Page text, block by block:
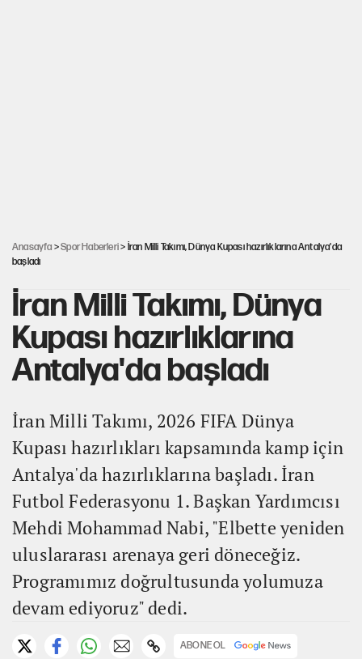
Anasayfa >Spor Haberleri> İran Milli Takımı, Dünya Kupası hazırlıklarına Antalya'da
başladı
İran Milli Takımı, Dünya
Kupası hazırlıklarına
Antalya'da başladı
İran Milli Takımı, 2026 FIFA Dünya
Kupası hazırlıkları kapsamında kamp için
Antalya'da hazırlıklarına başladı. İran
Futbol Federasyonu 1. Başkan Yardımcısı
Mehdi Mohammad Nabi, "Elbette yeniden
uluslararası arenaya geri döneceğiz.
Programımız doğrultusunda yolumuza
devam ediyoruz" dedi.
ABONE OL